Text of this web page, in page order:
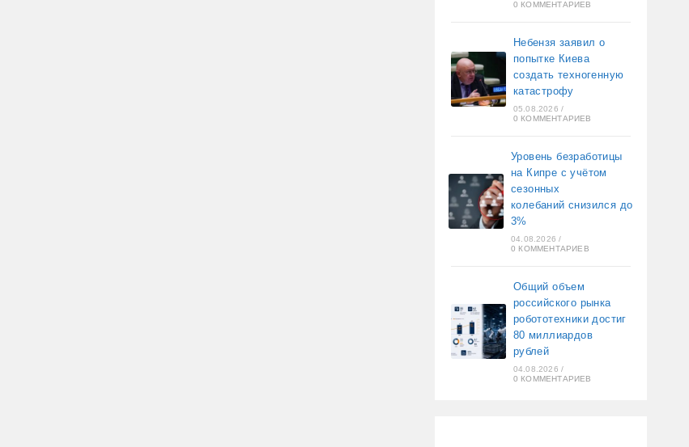
0 КОММЕНТАРИЕВ
Небензя заявил о
попытке Киева
создать техногенную
катастрофу
05.08.2026 /
0 КОММЕНТАРИЕВ
Уровень безработицы
на Кипре с учётом
сезонных
колебаний снизился до
3%
04.08.2026 /
0 КОММЕНТАРИЕВ
Общий объем
российского рынка
робототехники достиг
80 миллиардов
рублей
04.08.2026 /
0 КОММЕНТАРИЕВ